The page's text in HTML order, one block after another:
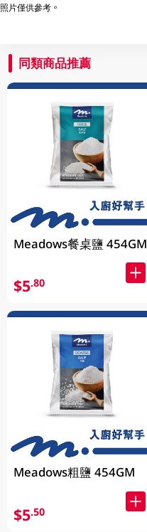
照片僅供參考。
同類商品推薦
Meadows餐桌鹽 454GM
$5.80
Meadows粗鹽 454GM
$5.50